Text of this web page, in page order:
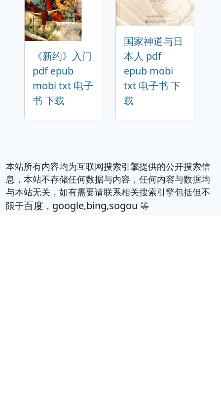
《新约》入门
pdf epub
mobi txt 电子
书 下载
国家神道与日
本人 pdf
epub mobi
txt 电子书 下
载
本站所有内容均为互联网搜索引擎提供的公开搜索信
息，本站不存储任何数据与内容，任何内容与数据均
与本站无关，如有需要请联系相关搜索引擎包括但不
限于百度 ， google,bing,sogou 等